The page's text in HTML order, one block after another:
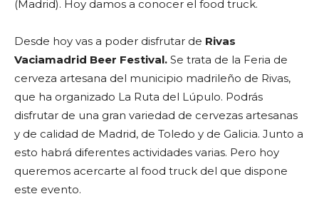
(Madrid). Hoy damos a conocer el food truck.
Desde hoy vas a poder disfrutar de Rivas
Vaciamadrid Beer Festival. Se trata de la Feria de
cerveza artesana del municipio madrileño de Rivas,
que ha organizado La Ruta del Lúpulo. Podrás
disfrutar de una gran variedad de cervezas artesanas
y de calidad de Madrid, de Toledo y de Galicia. Junto a
esto habrá diferentes actividades varias. Pero hoy
queremos acercarte al food truck del que dispone
este evento.